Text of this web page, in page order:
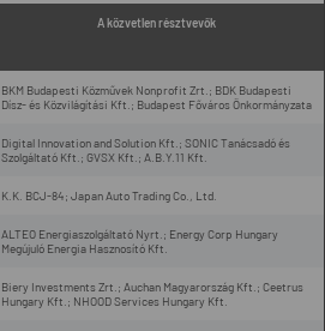
A közvetlen résztvevők
BKM Budapesti Közművek Nonprofit Zrt.; BDK Budapesti
Dísz- és Közvilágítási Kft.; Budapest Főváros Önkormányzata
Digital Innovation and Solution Kft.; SONIC Tanácsadó és
Szolgáltató Kft.; GVSX Kft.; A.B.Y.11 Kft.
K.K. BCJ-84; Japan Auto Trading Co., Ltd.
ALTEO Energiaszolgáltató Nyrt.; Energy Corp Hungary
Megújuló Energia Hasznosító Kft.
Biery Investments Zrt.; Auchan Magyarország Kft.; Ceetrus
Hungary Kft.; NHOOD Services Hungary Kft.